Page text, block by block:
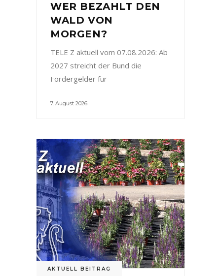
WER BEZAHLT DEN
WALD VON
MORGEN?
TELE Z aktuell vom 07.08.2026: Ab
2027 streicht der Bund die
Fördergelder für
7. August 2026
AKTUELL BEITRAG